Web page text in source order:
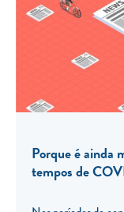
Porque é ainda
tempos de